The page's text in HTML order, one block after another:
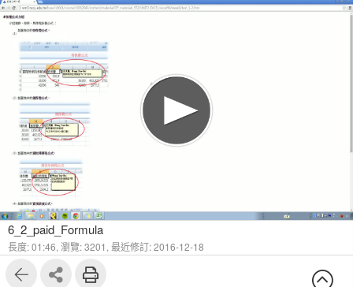
6_2_paid_Formula
長度: 01:46, 瀏覽: 3201, 最近修訂: 2016-12-18